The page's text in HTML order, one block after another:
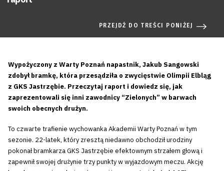
PRZEJDŹ DO TREŚCI PONIŻEJ
Wypożyczony z Warty Poznań napastnik, Jakub Sangowski
zdobył bramkę, która przesądziła o zwycięstwie Olimpii Elbląg
z GKS Jastrzębie. Przeczytaj raport i dowiedz się, jak
zaprezentowali się inni zawodnicy “Zielonych” w barwach
swoich obecnych drużyn.
To czwarte trafienie wychowanka Akademii Warty Poznań w tym
sezonie. 22-latek, który zresztą niedawno obchodził urodziny
pokonał bramkarza GKS Jastrzębie efektownym strzałem głową i
zapewnił swojej drużynie trzy punkty w wyjazdowym meczu. Akcję